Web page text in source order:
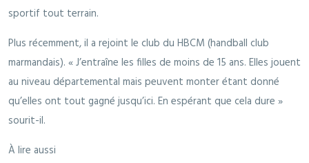
sportif tout terrain.
Plus récemment, il a rejoint le club du HBCM (handball club
marmandais). « J’entraîne les filles de moins de 15 ans. Elles jouent
au niveau départemental mais peuvent monter étant donné
qu’elles ont tout gagné jusqu’ici. En espérant que cela dure »
sourit-il.
À lire aussi